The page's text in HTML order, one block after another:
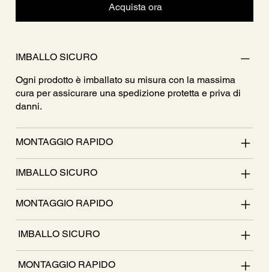
Acquista ora
IMBALLO SICURO
Ogni prodotto è imballato su misura con la massima
cura per assicurare una spedizione protetta e priva di
danni.
MONTAGGIO RAPIDO
IMBALLO SICURO
MONTAGGIO RAPIDO
IMBALLO SICURO
MONTAGGIO RAPIDO